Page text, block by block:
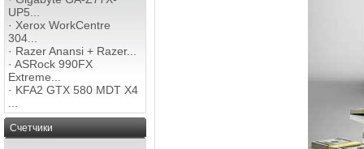
UP5...
· Xerox WorkCentre
304...
· Razer Anansi + Razer...
· ASRock 990FX
Extreme...
· KFA2 GTX 580 MDT X4
Счетчики